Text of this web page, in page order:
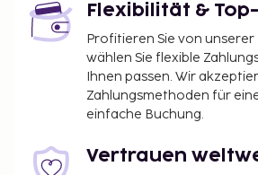
Flexibilität &
Profitieren Sie von
wählen Sie flexible
Ihnen passen. Wir
Zahlungsmethoden für
einfache Buchung.
Vertrauen